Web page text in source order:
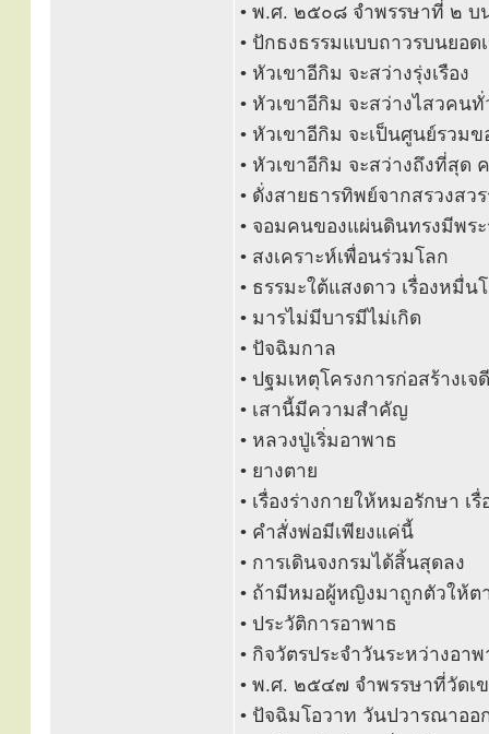
• พ.ศ. ๒๕๐๘ จำพรรษาที่ ๒ บ
• ปักธงธรรมแบบถาวรบนยอด
• หัวเขาอีกิม จะสว่างรุ่งเรือง
• หัวเขาอีกิม จะสว่างไสวคนทั่
• หัวเขาอีกิม จะเป็นศูนย์รวม
• หัวเขาอีกิม จะสว่างถึงที่สุด
• ดั่งสายธารทิพย์จากสรวงสว
• จอมคนของแผ่นดินทรงมีพร
• สงเคราะห์เพื่อนร่วมโลก
• ธรรมะใต้แสงดาว เรื่องหมื่
• มารไม่มีบารมีไม่เกิด
• ปัจฉิมกาล
• ปฐมเหตุโครงการก่อสร้างเจ
• เสานี้มีความสำคัญ
• หลวงปู่เริ่มอาพาธ
• ยางตาย
• เรื่องร่างกายให้หมอรักษา เรื่
• คำสั่งพ่อมีเพียงแค่นี้
• การเดินจงกรมได้สิ้นสุดลง
• ถ้ามีหมอผู้หญิงมาถูกตัวให้ต
• ประวัติการอาพาธ
• กิจวัตรประจำวันระหว่างอา
• พ.ศ. ๒๕๔๗ จำพรรษาที่วัดเ
• ปัจฉิมโอวาท วันปวารณาอ